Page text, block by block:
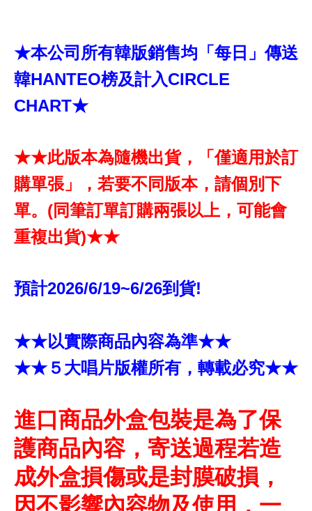
★本公司所有韓版銷售均「每日」傳送
韓HANTEO榜及計入CIRCLE
CHART★
★★此版本為隨機出貨，「僅適用於訂
購單張」，若要不同版本，請個別下
單。(同筆訂單訂購兩張以上，可能會
重複出貨)★★
預計2026/6/19~6/26到貨!
★★以實際商品內容為準★★
★★５大唱片版權所有，轉載必究★★
進口商品外盒包裝是為了保
護商品內容，寄送過程若造
成外盒損傷或是封膜破損，
因不影響內容物及使用，一